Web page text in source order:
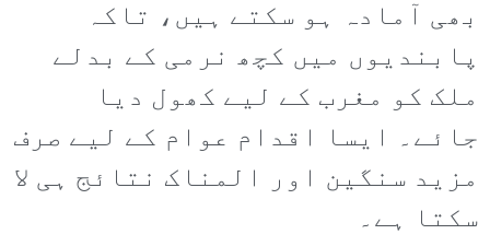
بھی آمادہ ہو سکتے ہیں، تاکہ
پابندیوں میں کچھ نرمی کے بدلے
ملک کو مغرب کے لیے کھول دیا
جائے۔ ایسا اقدام عوام کے لیے صرف
مزید سنگین اور المناک نتائج ہی لا
سکتا ہے۔